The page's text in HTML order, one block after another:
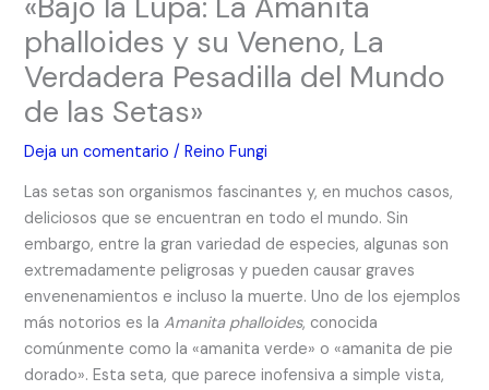
phalloides y su Veneno, La
Verdadera Pesadilla del Mundo
de las Setas»
Deja un comentario /Reino Fungi
Las setas son organismos fascinantes y, en muchos casos,
deliciosos que se encuentran en todo el mundo. Sin
embargo, entre la gran variedad de especies, algunas son
extremadamente peligrosas y pueden causar graves
envenenamientos e incluso la muerte. Uno de los ejemplos
más notorios es laAmanita phalloides, conocida
comúnmente como la «amanita verde» o «amanita de pie
dorado». Esta seta, que parece inofensiva a simple vista,